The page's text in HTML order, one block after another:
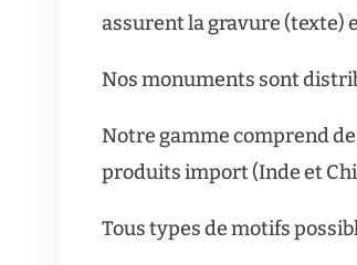
assurent la gravure (texte)
Nos monuments sont
Notre gamme comprend
produits import (Inde et
Tous types de motifs